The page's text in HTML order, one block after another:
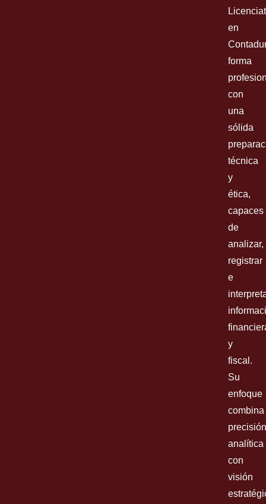
en
forma
con
una
sólida
técnica
y
ética,
capaces
de
analizar,
registrar
e
y
fiscal.
Su
enfoque
combina
precisión
analítica
con
visión